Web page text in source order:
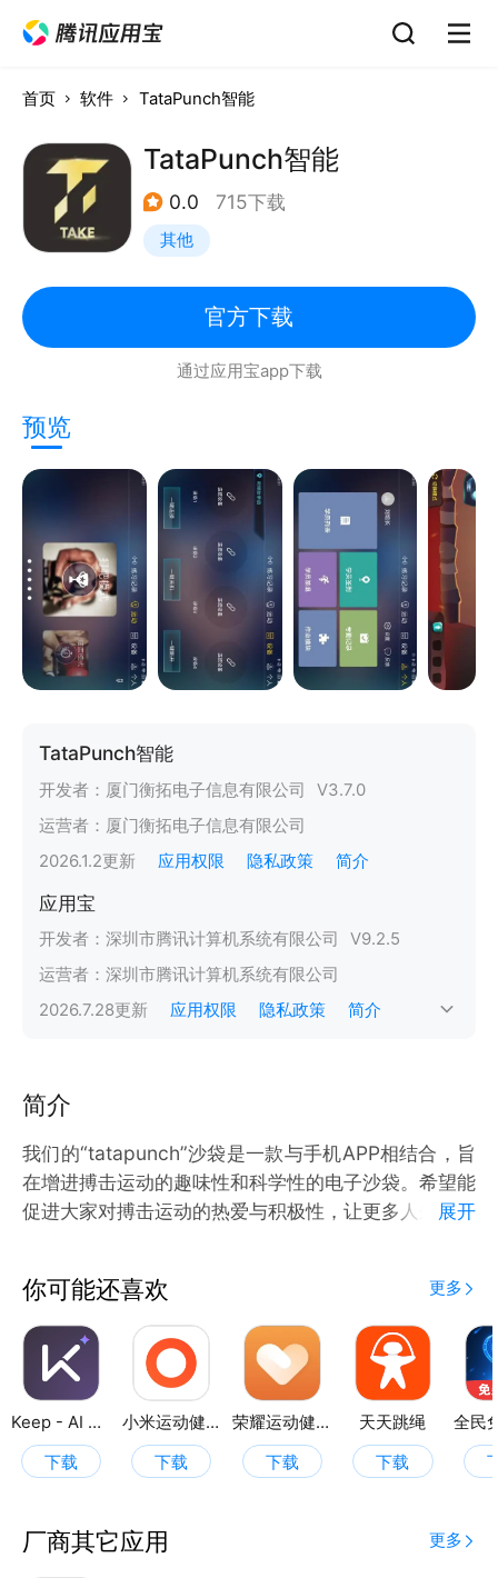
首页 软件 TataPunch智能
TataPunch智能
0.0 715下载
其他
官方下载
通过应用宝app下载
预览
TataPunch智能
开发者： 厦门衡拓电子信息有限公司 V3.7.0
运营者： 厦门衡拓电子信息有限公司
2026.1.2更新 应用权限 隐私政策 简介
应用宝
开发者： 深圳市腾讯计算机系统有限公司 V9.2.5
运营者： 深圳市腾讯计算机系统有限公司
2026.7.28更新 应用权限 隐私政策 简介
简介
我们的“tatapunch”沙袋是一款与手机APP相结合，旨
在增进搏击运动的趣味性和科学性的电子沙袋。希望能
促进大家对搏击运动的热爱与积极性，让更多人来感受
fight pad.
展开
你可能还喜欢 更多
Keep - AI 运动教练
下载
小米运动健康
下载
荣耀运动健康
下载
天天跳绳
下载
厂商其它应用 更多